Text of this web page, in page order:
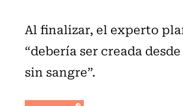
Al finalizar, el experto
“debería ser creada
sin sangre”.